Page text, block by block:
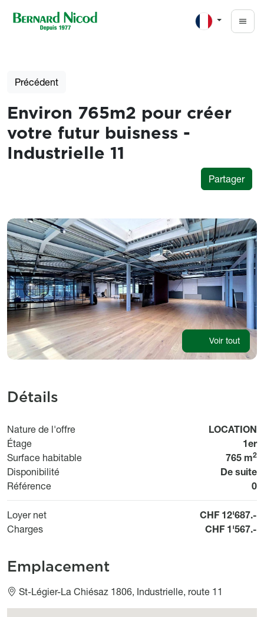
Précédent
Environ 765m2 pour créer
votre futur buisness -
Industrielle 11
Partager
Photos
Voir tout
Détails
Nature de l'offre Usage
LOCATION
Étage
1er
Surface habitable
765 m2
Disponibilité
De suite
Référence
0
Loyer net
CHF 12'687.-
Charges
CHF 1'567.-
Emplacement
St-Légier-La Chiésaz 1806, Industrielle, route 11